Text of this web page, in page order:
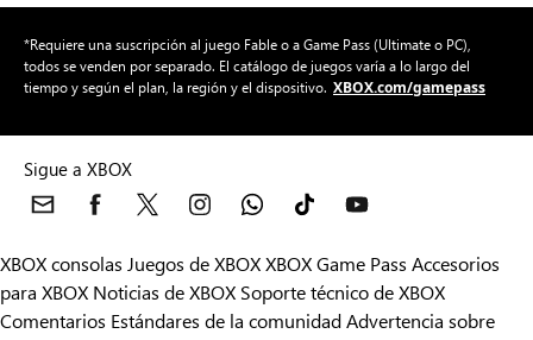
*Requiere una suscripción al juego Fable o a Game Pass (Ultimate o PC),
todos se venden por separado. El catálogo de juegos varía a lo largo del
Sigue a XBOX
XBOX consolas Juegos de XBOXXBOX Game PassAccesorios
para XBOXNoticias de XBOXSoporte técnico de XBOX